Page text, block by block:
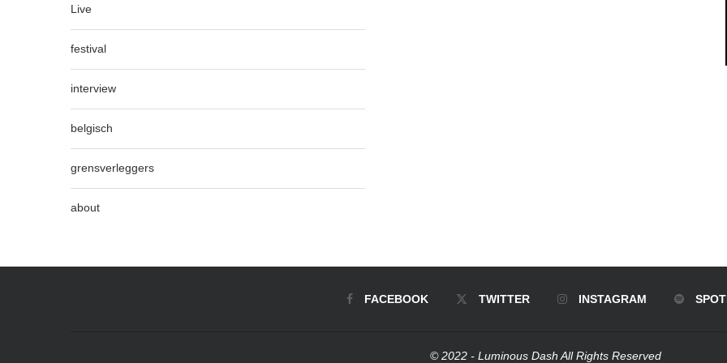
Live
festival
interview
belgisch
grensverleggers
about
FACEBOOK TWITTER INSTAGRAM
© 2022 - Luminous Dash All Rights Reserved